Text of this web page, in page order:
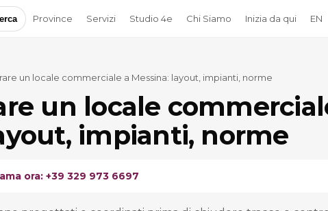
Province Servizi Studio 4e Chi Siamo Inizia da qui EN
un locale commerciale a Messina: layout, impianti, norme
un locale
impianti, norme
ora: +39 329 973 6697